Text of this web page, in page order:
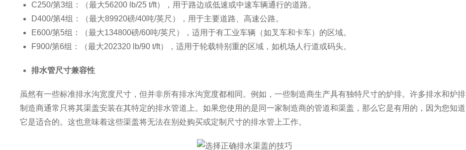
C250/第3组：（最大56200 lb/25 t/ft），用于路边或低速或中速车辆通行的道路。
D400/第4组：（最大89920磅/40吨/英尺），用于主要道路、高速公路。
E600/第5组：（最大134800磅/60吨/英尺），适用于有工业车辆（如叉车和卡车）的区域。
F900/第6组：（最大202320 lb/90 t/ft），适用于轮载特别重的区域，如机场人行道或码头。
排水管尺寸兼容性
虽然有一些标准排水沟宽度尺寸，但并非所有排水沟宽度都相同。例如，一些制造商生产具有独特尺寸的炉排。许多排水和炉排
制造商通常只将其渠盖安装在其特定的排水管道上。如果您使用的是同一家制造商的管道和渠盖，那么它是有用的，因为您知道
它是适合的。这也意味着这些渠盖将无法在别处购买或定制尺寸的排水管上工作。